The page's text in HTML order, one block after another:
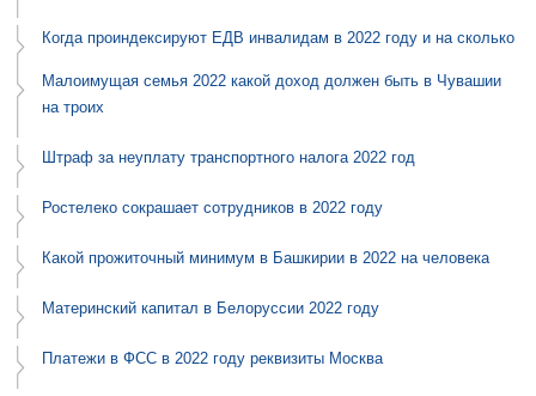
Когда проиндексируют ЕДВ инвалидам в 2022 году и на сколько
Малоимущая семья 2022 какой доход должен быть в Чувашии
на троих
Штраф за неуплату транспортного налога 2022 год
Ростелеко сокрашает сотрудников в 2022 году
Какой прожиточный минимум в Башкирии в 2022 на человека
Материнский капитал в Белоруссии 2022 году
Платежи в ФСС в 2022 году реквизиты Москва